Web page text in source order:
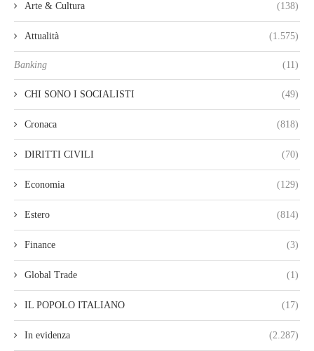
Arte & Cultura (138)
Attualità (1.575)
Banking (11)
CHI SONO I SOCIALISTI (49)
Cronaca (818)
DIRITTI CIVILI (70)
Economia (129)
Estero (814)
Finance (3)
Global Trade (1)
IL POPOLO ITALIANO (17)
In evidenza (2.287)